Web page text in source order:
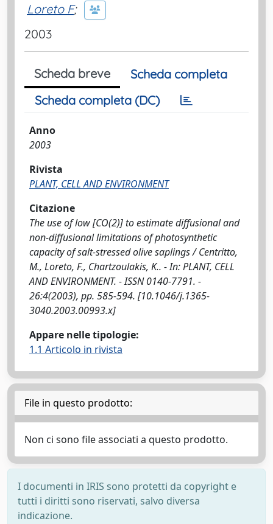
Loreto F;
2003
Scheda breve
Scheda completa
Scheda completa (DC)
Anno
2003
Rivista
PLANT, CELL AND ENVIRONMENT
Citazione
The use of low [CO(2)] to estimate diffusional and
non-diffusional limitations of photosynthetic
capacity of salt-stressed olive saplings / Centritto,
M., Loreto, F., Chartzoulakis, K.. - In: PLANT, CELL
AND ENVIRONMENT. - ISSN 0140-7791. -
26:4(2003), pp. 585-594. [10.1046/j.1365-
3040.2003.00993.x]
Appare nelle tipologie:
1.1 Articolo in rivista
File in questo prodotto:
Non ci sono file associati a questo prodotto.
I documenti in IRIS sono protetti da copyright e
tutti i diritti sono riservati, salvo diversa
indicazione.